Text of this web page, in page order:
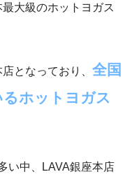
大級のホットヨガス
となっており、 全国
ホットヨガス
い中、LAVA銀座本店